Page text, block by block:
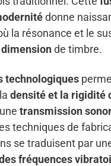
donne
la résonance et le
de timbre.
technologiques
densité et la rigidité
transmission
techniques de
se traduisent par
fréquences